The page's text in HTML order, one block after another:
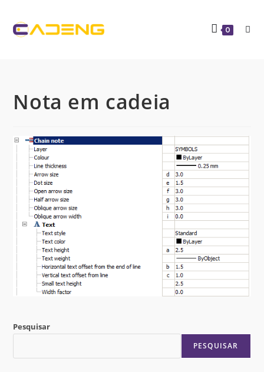
0
Nota em cadeia
Pesquisar
PESQUISAR